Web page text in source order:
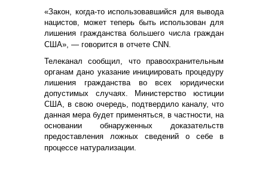
«Закон, когда-то использовавшийся для вывода
нацистов, может теперь быть использован для
лишения гражданства большего числа граждан
США», — говорится в отчете CNN.
Телеканал сообщил, что правоохранительным
органам дано указание инициировать процедуру
лишения гражданства во всех юридически
допустимых случаях. Министерство юстиции
США, в свою очередь, подтвердило каналу, что
данная мера будет применяться, в частности, на
основании обнаруженных доказательств
предоставления ложных сведений о себе в
процессе натурализации.